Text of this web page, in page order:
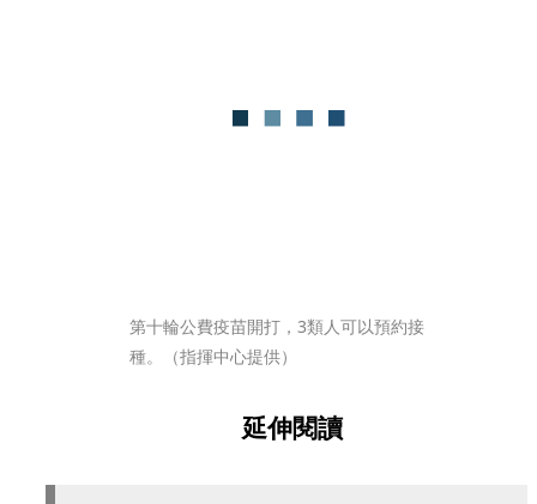
第十輪公費疫苗開打，3類人可以預約接
種。（指揮中心提供）
延伸閱讀